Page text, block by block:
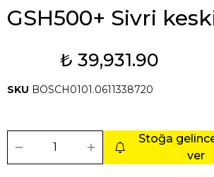
GSH500+ Sivri
₺ 39,931.90
SKU BOSCH0101.0611338720
Stoğa
ver